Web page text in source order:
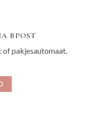
BPOST
of pakjesautomaat.